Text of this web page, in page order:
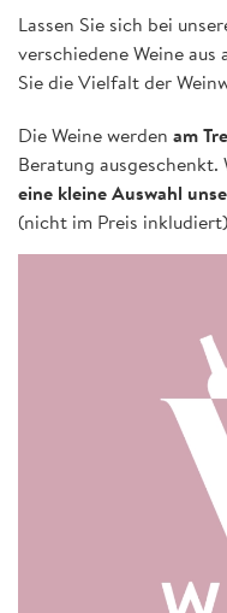
Lassen Sie sich bei
verschiedene Weine
Sie die Vielfalt der
Die Weine werden am
Beratung
eine kleine Auswahl
(nicht im Preis inkludiert)